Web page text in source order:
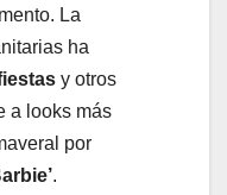
La
ha
y otros
a looks más
por
.